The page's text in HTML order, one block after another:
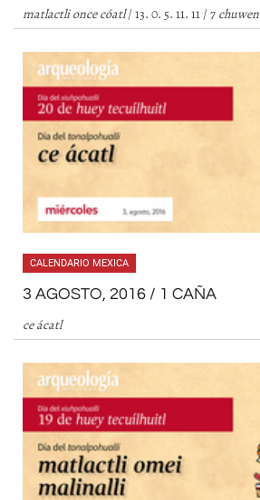
matlactli once cóatl/ 13. 0. 5. 11. 11 / 7 chuwen
CALENDARIO MEXICA
3 AGOSTO, 2016 / 1 CAÑA
ce ácatl